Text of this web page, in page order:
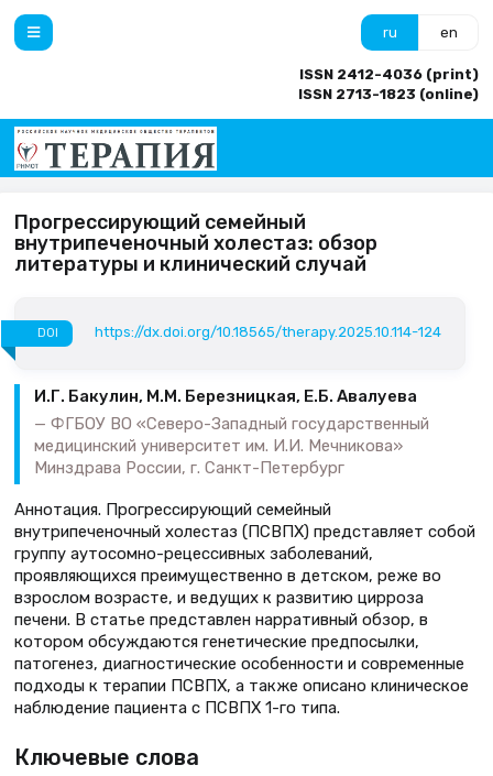
ru en
ISSN 2412-4036 (print)
ISSN 2713-1823 (online)
Прогрессирующий семейный
внутрипеченочный холестаз: обзор
литературы и клинический случай
DOI https://dx.doi.org/10.18565/therapy.2025.10.114-124
И.Г. Бакулин, М.М. Березницкая, Е.Б. Авалуева
ФГБОУ ВО «Северо-Западный государственный
медицинский университет им. И.И. Мечникова»
Минздрава России, г. Санкт-Петербург
Аннотация. Прогрессирующий семейный
внутрипеченочный холестаз (ПСВПХ) представляет собой
группу аутосомно-рецессивных заболеваний,
проявляющихся преимущественно в детском, реже во
взрослом возрасте, и ведущих к развитию цирроза
печени. В статье представлен нарративный обзор, в
котором обсуждаются генетические предпосылки,
патогенез, диагностические особенности и современные
подходы к терапии ПСВПХ, а также описано клиническое
наблюдение пациента с ПСВПХ 1-го типа.
Ключевые слова